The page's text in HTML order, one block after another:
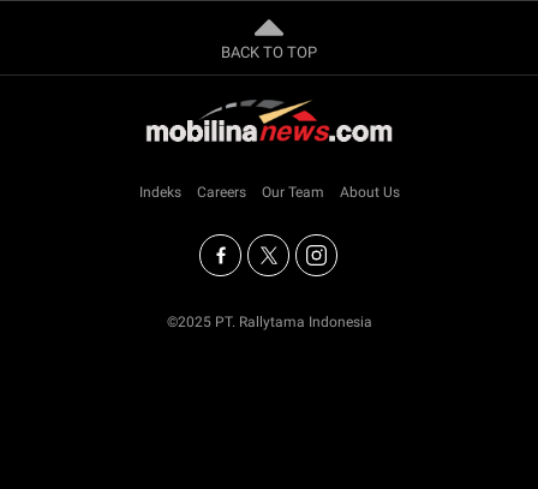
BACK TO TOP
Indeks Careers Our Team About Us
©2025 PT. Rallytama Indonesia